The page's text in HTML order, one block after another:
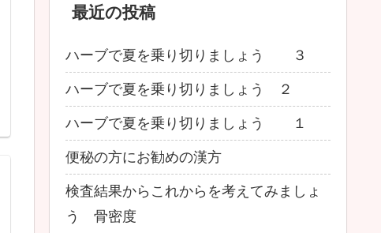
最近の投稿
ハーブで夏を乗り切りましょう ３
ハーブで夏を乗り切りましょう ２
ハーブで夏を乗り切りましょう １
便秘の方にお勧めの漢方
検査結果からこれからを考えてみましょ
う 骨密度